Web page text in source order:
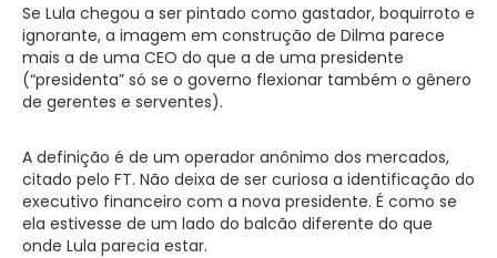
Se Lula chegou a ser pintado como gastador, boquirroto e
ignorante, a imagem em construção de Dilma parece
mais a de uma CEO do que a de uma presidente
(“presidenta” só se o governo flexionar também o gênero
de gerentes e serventes).
A definição é de um operador anônimo dos mercados,
citado pelo FT. Não deixa de ser curiosa a identificação do
executivo financeiro com a nova presidente. É como se
ela estivesse de um lado do balcão diferente do que
onde Lula parecia estar.